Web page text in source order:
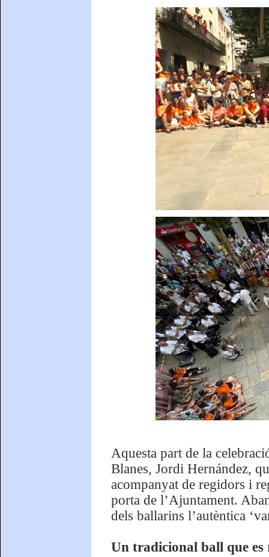
Aquesta part de la
Blanes, Jordi Hernández,
acompanyat de regidors i
porta de l’Ajuntament.
dels ballarins l’autèntica
Un tradicional ball que es